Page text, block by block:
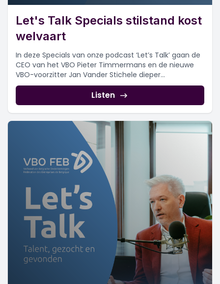
Let's Talk Specials stilstand kost
welvaart
In deze Specials van onze podcast ‘Let’s Talk’ gaan de
CEO van het VBO Pieter Timmermans en de nieuwe
VBO-voorzitter Jan Vander Stichele dieper...
Listen